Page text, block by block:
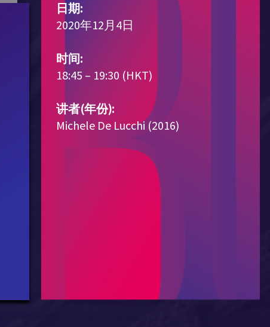
日期:
2020年12月4日
时间:
18:45 – 19:30 (HKT)
讲者(年份):
Michele De Lucchi (2016)